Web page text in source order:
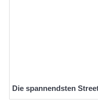
Die spannendsten